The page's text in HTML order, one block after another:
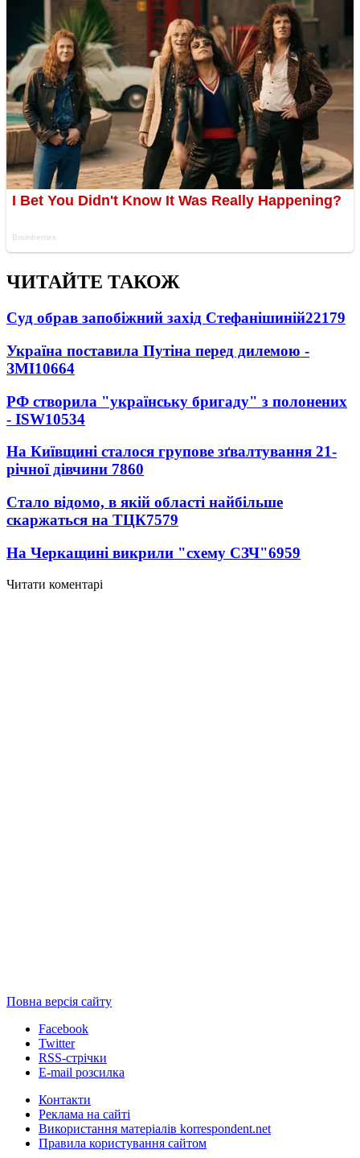
ЧИТАЙТЕ ТАКОЖ
Суд обрав запобіжний захід Стефанішиній22179
Україна поставила Путіна перед дилемою -
ЗМІ10664
РФ створила "українську бригаду" з полонених
- ISW10534
На Київщині сталося групове зґвалтування 21-
річної дівчини 7860
Стало відомо, в якій області найбільше
скаржаться на ТЦК7579
На Черкащині викрили "схему СЗЧ"6959
Читати коментарі
Повна версія сайту
Facebook
Twitter
RSS-стрічки
E-mail розсилка
Контакти
Реклама на сайті
Використання матеріалів korrespondent.net
Правила користування сайтом